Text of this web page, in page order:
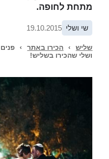
מתחת לחופה.
שי ושלי 19.10.2015
שליש › הכירו באתר ›
ושלי שהכירו בשליש!